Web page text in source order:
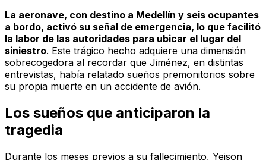
La aeronave, con destino a Medellín y seis ocupantes
a bordo, activó su señal de emergencia, lo que facilitó
la labor de las autoridades para ubicar el lugar del
siniestro. Este trágico hecho adquiere una dimensión
sobrecogedora al recordar que Jiménez, en distintas
entrevistas, había relatado sueños premonitorios sobre
su propia muerte en un accidente de avión.
Los sueños que anticiparon la
tragedia
Durante los meses previos a su fallecimiento, Yeison